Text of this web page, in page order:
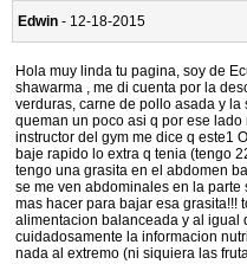
Edwin - 12-18-2015
Hola muy linda tu pagina, soy de
shawarma , me di cuenta por la
verduras, carne de pollo asada y
queman un poco asi q por ese
instructor del gym me dice q este1
baje rapido lo extra q tenia (tengo
tengo una grasita en el abdomen
se me ven abdominales en la
mas hacer para bajar esa grasita!!!
alimentacion balanceada y al igual
cuidadosamente la informacion
nada al extremo (ni siquiera las